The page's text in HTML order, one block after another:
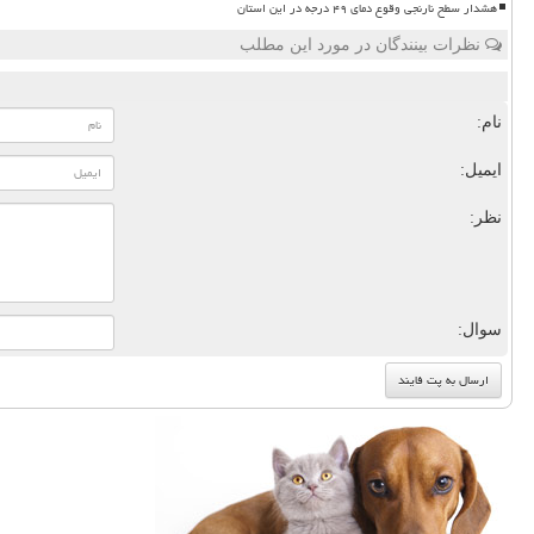
هشدار سطح نارنجی وقوع دمای ۴۹ درجه در این استان
نظرات بینندگان در مورد این مطلب
نام:
ایمیل:
نظر:
سوال: